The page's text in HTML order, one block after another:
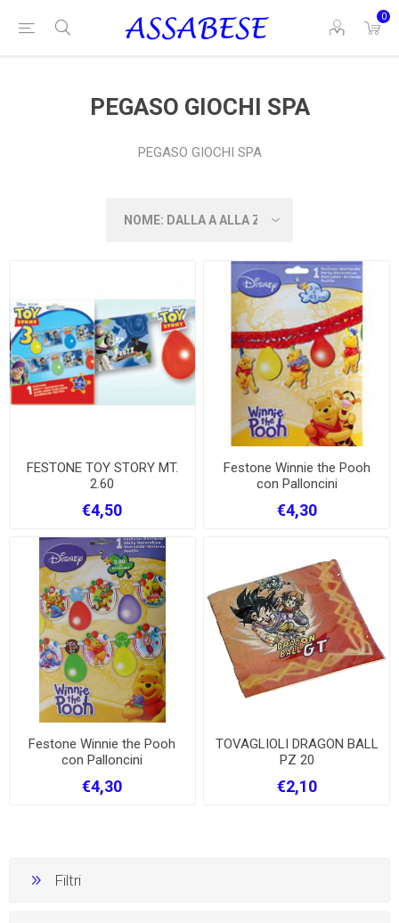
0
PEGASO GIOCHI SPA
PEGASO GIOCHI SPA
FESTONE TOY STORY MT.
2.60
€4,50
Festone Winnie the Pooh
con Palloncini
€4,30
Festone Winnie the Pooh
con Palloncini
€4,30
TOVAGLIOLI DRAGON BALL
PZ 20
€2,10
Filtri